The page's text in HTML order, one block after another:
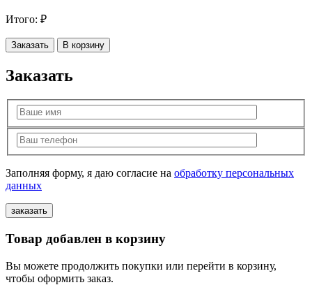
Итого: ₽
Заказать В корзину
Заказать
Заполняя форму, я даю согласие на обработку персональных
данных
Товар добавлен в корзину
Вы можете продолжить покупки или перейти в корзину,
чтобы оформить заказ.